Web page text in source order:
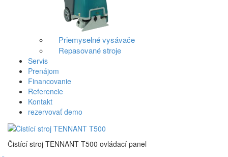
Priemyselné vysávače
Repasované stroje
Servis
Prenájom
Financovanie
Referencie
Kontakt
rezervovať demo
Čistící stroj TENNANT T500 ovládací panel